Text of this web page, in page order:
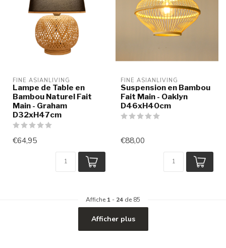
FINE ASIANLIVING
Lampe de Table en
Bambou Naturel Fait
Main - Graham
D32xH47cm
€64,95
FINE ASIANLIVING
Suspension en Bambou
Fait Main - Oaklyn
D46xH40cm
€88,00
Affiche 1 - 24 de 85
Afficher plus